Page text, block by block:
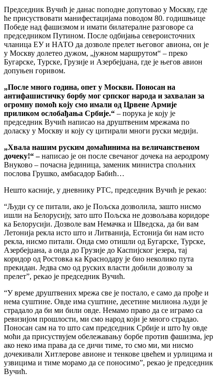
Link
Share
Председник Вучић је данас поподне допутовао у Москву, где
ће присуствовати манифестацијама поводом 80. годишњице
Победе над фашизмом и имати билатералне разговоре са
председником Путином. После одбијања североисточних
чланица ЕУ и НАТО да дозволе прелет његовог авиона, он је
у Москву долетео дужом, „јужном маршрутом“ – преко
Бугарске, Турске, Грузије и Азербејџана, где је његов авион
допуњен горивом.
„После много година, опет у Москви. Поносан на
антифашистичку борбу мог српског народа и захвалан за
огромну помоћ коју смо имали од Црвене Армије
приликом ослобађања Србије.“ – порука је коју је
председник Вучић написао на друштвеним мрежама по
доласку у Москву и коју су цитирали многи руски медији.
„Хвала нашим руским домаћинима на величанственом
дочеку!“ –написао је он после свечаног дочека на аеродрому
Внуково – почасна јединица, заменик министра спољних
послова Грушко, амбасадор Бабић…
Нешто касније, у дневнику РТС, председник Вучић је рекао:
“Људи су се питали, ако је Пољска дозволила, зашто нисмо
ишли на Белорусију, зато што Пољска не дозвољава коридоре
ка Белорусији. Дозволе вам Немачка и Шведска, да би вам
Летонија рекла исто што и Литванија, Естонија би нам исто
рекла, нисмо питали. Онда смо отишли од Бугарске, Турске,
Азербејџана, а онда до Грузије до Каспијског језера, тај
коридор од Ростовка ка Краснодару је био неколико пута
прекидан. Једва смо од руских власти добили дозволу за
прелет”, рекао је председник Вучић.
“У време друштвених мрежа све је постало, е само да прође и
нема суштине. Овде има суштине, десетине милиона људи је
страдало да би ми били овде. Немамо право да се играмо са
ревизијом прошлости, ми смо народ који је много страдао.
Поносан сам на то што сам председник Србије и што ћу овде
моћи да присуствујем обележавању борбе против фашизма, јер
ако неко има права да се дичи тиме, то смо ми, ми нисмо
дочекивали Хитлерове авионе и тенкове цвећем и урлицима и
узвицима и тиме морамо да се поносимо”, рекао је председник
Вучић.